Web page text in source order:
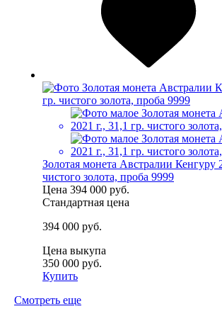
Золотая монета Австралии Кенгуру
чистого золота, проба 9999
Цена 394 000 руб.
Стандартная цена
394 000 руб.
Цена выкупа
350 000 руб.
Купить
Смотреть еще